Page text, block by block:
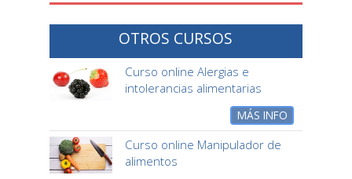
OTROS CURSOS
Curso online Alergias e
intolerancias alimentarias
MÁS INFO
Curso online Manipulador de
alimentos